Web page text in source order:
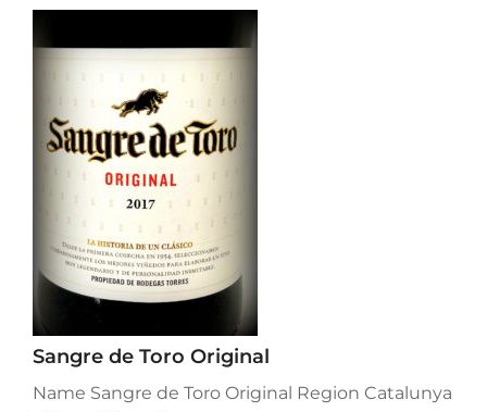
Sangre de Toro Original
Name Sangre de Toro Original Region Catalunya